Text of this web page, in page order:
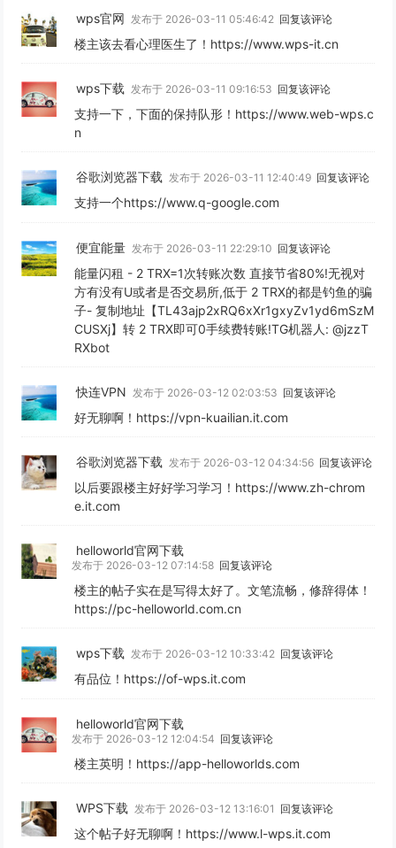
wps官网 发布于 2026-03-11 05:46:42 回复该评论
楼主该去看心理医生了！https://www.wps-it.cn
wps下载 发布于 2026-03-11 09:16:53 回复该评论
支持一下，下面的保持队形！https://www.web-wps.c
n
谷歌浏览器下载 发布于 2026-03-11 12:40:49 回复该评论
支持一个https://www.q-google.com
便宜能量 发布于 2026-03-11 22:29:10 回复该评论
能量闪租 - 2 TRX=1次转账次数 直接节省80%!无视对
方有没有U或者是否交易所,低于 2 TRX的都是钓鱼的骗
子- 复制地址【TL43ajp2xRQ6xXr1gxyZv1yd6mSzM
CUSXj】转 2 TRX即可0手续费转账!TG机器人: @jzzT
RXbot
快连VPN 发布于 2026-03-12 02:03:53 回复该评论
好无聊啊！https://vpn-kuailian.it.com
谷歌浏览器下载 发布于 2026-03-12 04:34:56 回复该评论
以后要跟楼主好好学习学习！https://www.zh-chrom
e.it.com
helloworld官网下载
发布于 2026-03-12 07:14:58 回复该评论
楼主的帖子实在是写得太好了。文笔流畅，修辞得体！
https://pc-helloworld.com.cn
wps下载 发布于 2026-03-12 10:33:42 回复该评论
有品位！https://of-wps.it.com
helloworld官网下载
发布于 2026-03-12 12:04:54 回复该评论
楼主英明！https://app-helloworlds.com
WPS下载 发布于 2026-03-12 13:16:01 回复该评论
这个帖子好无聊啊！https://www.l-wps.it.com